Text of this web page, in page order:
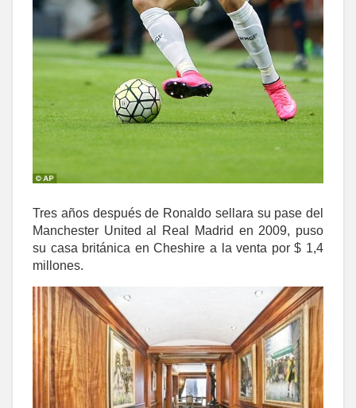
Tres años después de Ronaldo sellara su pase del
Manchester United al Real Madrid en 2009, puso
su casa británica en Cheshire a la venta por $ 1,4
millones.